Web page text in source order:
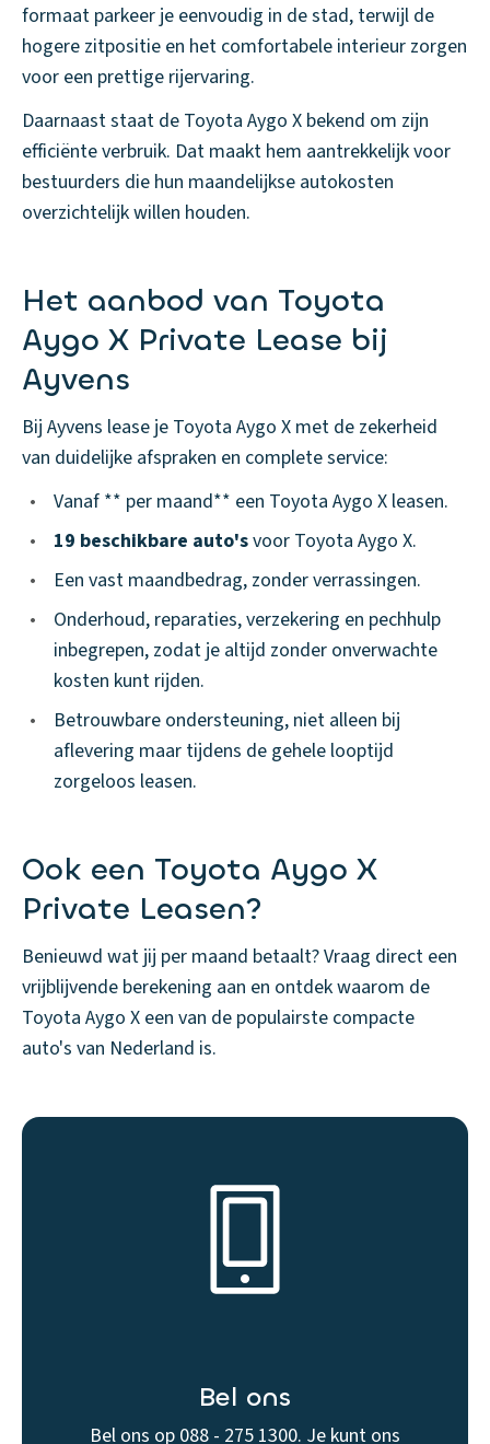
formaat parkeer je eenvoudig in de stad, terwijl de
hogere zitpositie en het comfortabele interieur zorgen
voor een prettige rijervaring.
Daarnaast staat de Toyota Aygo X bekend om zijn
efficiënte verbruik. Dat maakt hem aantrekkelijk voor
bestuurders die hun maandelijkse autokosten
overzichtelijk willen houden.
Het aanbod van Toyota
Aygo X Private Lease bij
Ayvens
Bij Ayvens lease je Toyota Aygo X met de zekerheid
van duidelijke afspraken en complete service:
•
Vanaf ** per maand** een Toyota Aygo X leasen.
•
19 beschikbare auto'svoor Toyota Aygo X.
•
Een vast maandbedrag, zonder verrassingen.
•
Onderhoud, reparaties, verzekering en pechhulp
inbegrepen, zodat je altijd zonder onverwachte
kosten kunt rijden.
•
Betrouwbare ondersteuning, niet alleen bij
aflevering maar tijdens de gehele looptijd
zorgeloos leasen.
Ook een Toyota Aygo X
Private Leasen?
Benieuwd wat jij per maand betaalt? Vraag direct een
vrijblijvende berekening aan en ontdek waarom de
Toyota Aygo X een van de populairste compacte
auto's van Nederland is.
Bel ons
Bel ons op 088 - 275 1300. Je kunt ons